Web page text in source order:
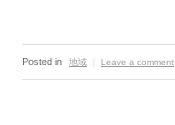
Posted in 地域 Leave a comment